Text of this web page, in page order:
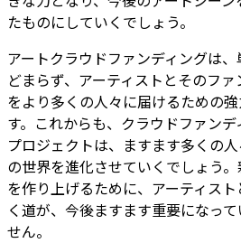
たものにしていくでしょう。
アートクラウドファンディングは
どまらず、アーティストとそのフ
をより多くの人々に届けるための
す。これからも、クラウドファン
プロジェクトは、ますます多くの
の世界を進化させていくでしょう
を作り上げるために、アーティス
く道が、今後ますます重要になっ
せん。